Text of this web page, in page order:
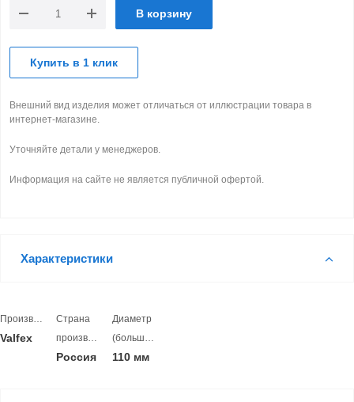
В корзину
Купить в 1 клик
Внешний вид изделия может отличаться от иллюстрации товара в
интернет-магазине.
Уточняйте детали у менеджеров.
Информация на сайте не является публичной офертой.
Характеристики
Производитель
Valfex
Страна
производитель
Россия
Диаметр
(больший)
110 мм